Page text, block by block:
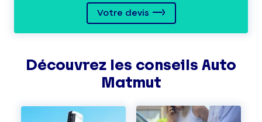
Votre devis
Découvrez les conseils Auto
Matmut